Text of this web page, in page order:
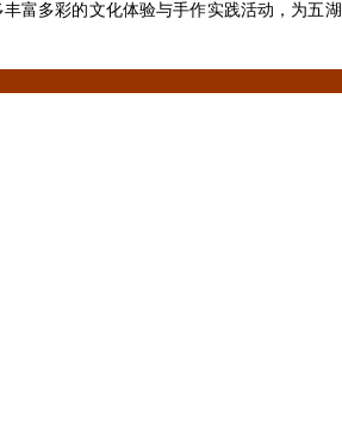
富多彩的文化体验与手作实践活动，为五